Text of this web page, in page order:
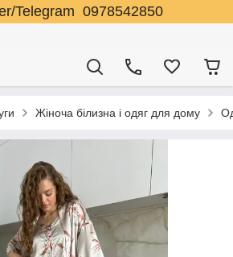
Telegram 0978542850
Жіноча білизна і одяг для дому